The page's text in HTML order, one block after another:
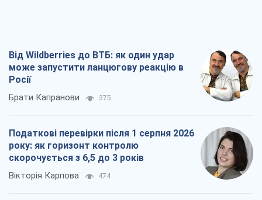
Від Wildberries до ВТБ: як один удар
може запустити ланцюгову реакцію в
Росії
Брати Капранови 375
Податкові перевірки після 1 серпня 2026
року: як горизонт контролю
скорочується з 6,5 до 3 років
Вікторія Карпова 474